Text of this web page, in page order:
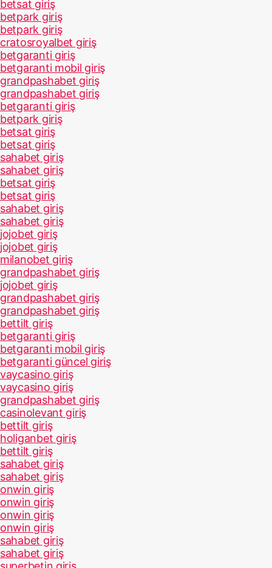
betsat giriş
betpark giriş
betpark giriş
cratosroyalbet giriş
betgaranti giriş
betgaranti mobil giriş
grandpashabet giriş
grandpashabet giriş
betgaranti giriş
betpark giriş
betsat giriş
betsat giriş
sahabet giriş
sahabet giriş
betsat giriş
betsat giriş
sahabet giriş
sahabet giriş
jojobet giriş
jojobet giriş
milanobet giriş
grandpashabet giriş
jojobet giriş
grandpashabet giriş
grandpashabet giriş
bettilt giriş
betgaranti giriş
betgaranti mobil giriş
betgaranti güncel giriş
vaycasino giriş
vaycasino giriş
grandpashabet giriş
casinolevant giriş
bettilt giriş
holiganbet giriş
bettilt giriş
sahabet giriş
sahabet giriş
onwin giriş
onwin giriş
onwin giriş
onwin giriş
sahabet giriş
sahabet giriş